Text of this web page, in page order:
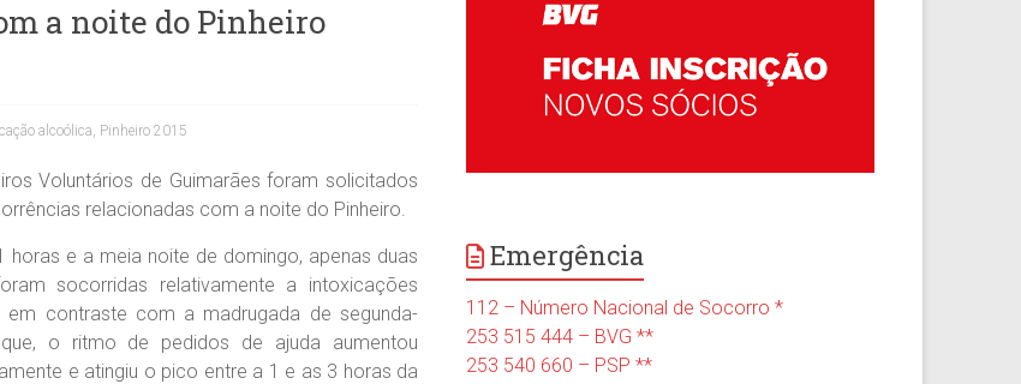
a noite do Pinheiro
alcoólica, Pinheiro 2015
Voluntários de Guimarães foram solicitados
relacionadas com a noite do Pinheiro.
horas e a meia noite de domingo, apenas duas
socorridas relativamente a intoxicações
em contraste com a madrugada de segunda-
o ritmo de pedidos de ajuda aumentou
e atingiu o pico entre a 1 e as 3 horas da
Emergência
112 – Número Nacional de Socorro *
253 515 444 – BVG **
253 540 660 – PSP **